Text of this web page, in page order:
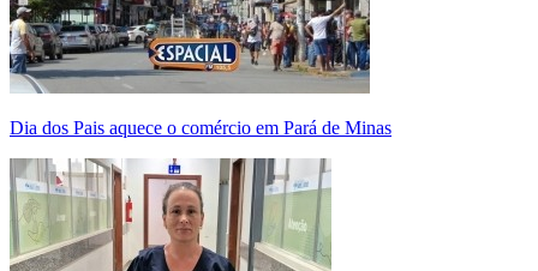
Dia dos Pais aquece o comércio em Pará de Minas